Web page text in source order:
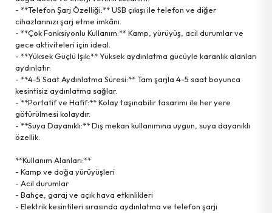
Pet Shop Ürünleri
Kişisel Güvenlik Ürünleri
Kişisel Bakım Aletleri
Güvenlik Ürünleri
Temizlik Aletleri
Kişisel Temizlik Ürünleri
- **Telefon Şarj Özelliği:** USB çıkışı ile telefon ve diğer
cihazlarınızı şarj etme imkânı.
- **Çok Fonksiyonlu Kullanım:** Kamp, yürüyüş, acil durumlar ve
gece aktiviteleri için ideal.
- **Yüksek Güçlü Işık:** Yüksek aydınlatma gücüyle karanlık alanları
aydınlatır.
- **4-5 Saat Aydınlatma Süresi:** Tam şarjla 4-5 saat boyunca
kesintisiz aydınlatma sağlar.
- **Portatif ve Hafif:** Kolay taşınabilir tasarımı ile her yere
götürülmesi kolaydır.
- **Suya Dayanıklı:** Dış mekan kullanımına uygun, suya dayanıklı
özellik.
**Kullanım Alanları:**
- Kamp ve doğa yürüyüşleri
- Acil durumlar
- Bahçe, garaj ve açık hava etkinlikleri
- Elektrik kesintileri sırasında aydınlatma ve telefon şarjı